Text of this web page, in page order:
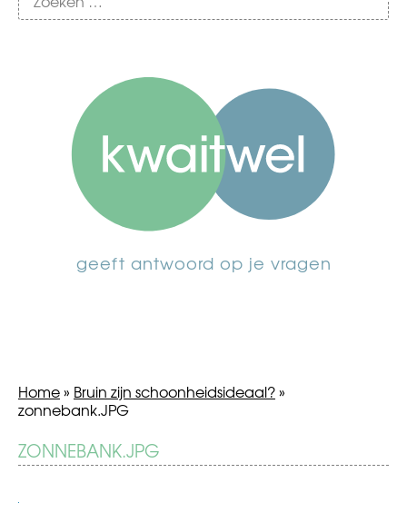
geeft antwoord op je vragen
Home» Bruin zijn schoonheidsideaal?»
zonnebank.JPG
ZONNEBANK.JPG
BERICHT
NAVIGATIE
Bruin
zijn